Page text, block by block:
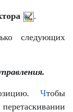
.
следующих
.
Чтобы